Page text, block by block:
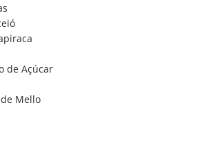
de Açúcar
Mello